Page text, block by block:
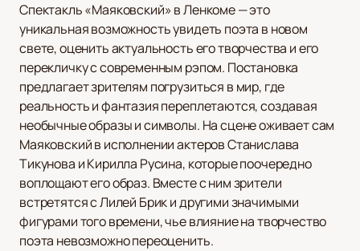
Спектакль «Маяковский» в Ленкоме — это
уникальная возможность увидеть поэта в новом
свете, оценить актуальность его творчества и его
перекличку с современным рэпом. Постановка
предлагает зрителям погрузиться в мир, где
реальность и фантазия переплетаются, создавая
необычные образы и символы. На сцене оживает сам
Маяковский в исполнении актеров Станислава
Тикунова и Кирилла Русина, которые поочередно
воплощают его образ. Вместе с ним зрители
встретятся с Лилей Брик и другими значимыми
фигурами того времени, чье влияние на творчество
поэта невозможно переоценить.